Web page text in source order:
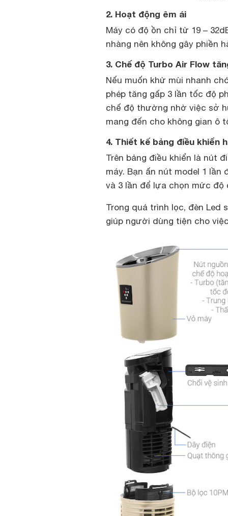
2. Hoạt động êm ái
Máy có độ ồn chỉ từ 19 –
nhàng nên không gây phiền
3. Chế độ Turbo Air Flow
Nếu muốn khử mùi nhanh
phép tăng gấp 3 lần tốc độ
chế độ thường nhờ việc sở
mang đến cho không gian ô
4. Thiết kế bảng điều khiển
Trên bảng điều khiển là nút
máy. Bạn ấn nút model 1
và 3 lần để lựa chọn mức độ
Trong quá trình lọc, đèn Led
giúp người dùng tiện cho